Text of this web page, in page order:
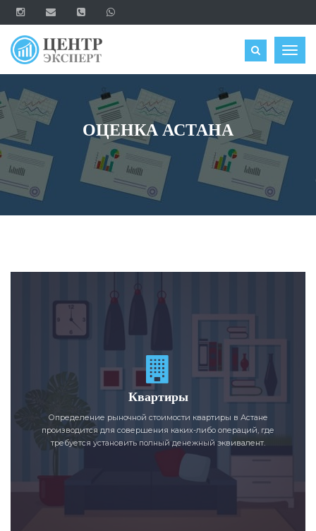
ОЦЕНИТЬ
ОЦЕНКА АСТАНА
Квартиры
Определение рыночной стоимости квартиры в Астане
производится для совершения каких-либо операций, где
требуется установить полный денежный эквивалент.